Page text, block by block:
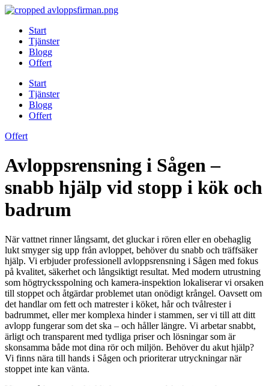
Skip
contentStart
Tjänster
Blogg
Offert
Start
Tjänster
Blogg
Offert
Offert
Avloppsrensning i Sågen –
snabb hjälp vid stopp i kök och
badrum
När vattnet rinner långsamt, det gluckar i rören eller en obehaglig
lukt smyger sig upp från avloppet, behöver du snabb och träffsäker
hjälp. Vi erbjuder professionell avloppsrensning i Sågen med fokus
på kvalitet, säkerhet och långsiktigt resultat. Med modern utrustning
som högtrycksspolning och kamera-inspektion lokaliserar vi orsaken
till stoppet och åtgärdar problemet utan onödigt krångel. Oavsett om
det handlar om fett och matrester i köket, hår och tvålrester i
badrummet, eller mer komplexa hinder i stammen, ser vi till att ditt
avlopp fungerar som det ska – och håller längre. Vi arbetar snabbt,
ärligt och transparent med tydliga priser och lösningar som är
skonsamma både mot dina rör och miljön. Behöver du akut hjälp?
Vi finns nära till hands i Sågen och prioriterar utryckningar när
stoppet inte kan vänta.